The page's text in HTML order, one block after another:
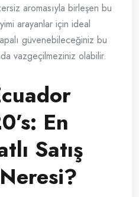
aromasıyla birleşen bu
arayanlar için ideal
güvenebileceğiniz bu
vazgeçilmeziniz olabilir.
En
Satış